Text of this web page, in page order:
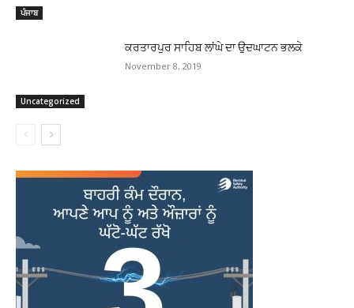
ਪੰਜਾਬ
Uncategorized
ਕਰਤਾਰਪੁਰ ਸਾਹਿਬ ਲਾਂਘੇ ਦਾ ਉਦਘਾਟਨ ਭਲਕੇ
November 8, 2019